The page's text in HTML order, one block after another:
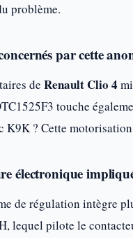
problème.
par cette
de Renault Clio 4
touche
K9K ? Cette motorisation
électronique
de régulation intègre
lequel pilote le